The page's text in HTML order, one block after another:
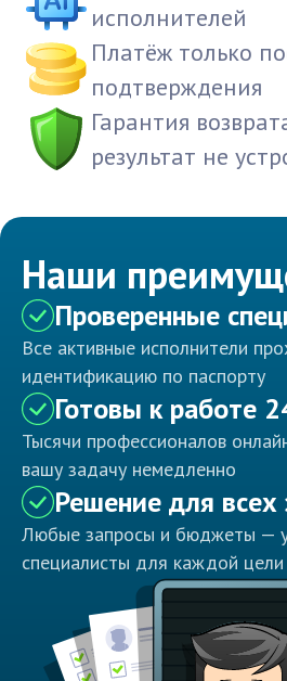
исполнителей
Платёж только
подтверждения
Гарантия
результат не
Наши
Проверенные
Все активные исполнители
идентификацию по паспорту
Готовы к работе
Тысячи профессионалов
вашу задачу немедленно
Решение для всех
Любые запросы и бюджеты — у
специалисты для каждой цели